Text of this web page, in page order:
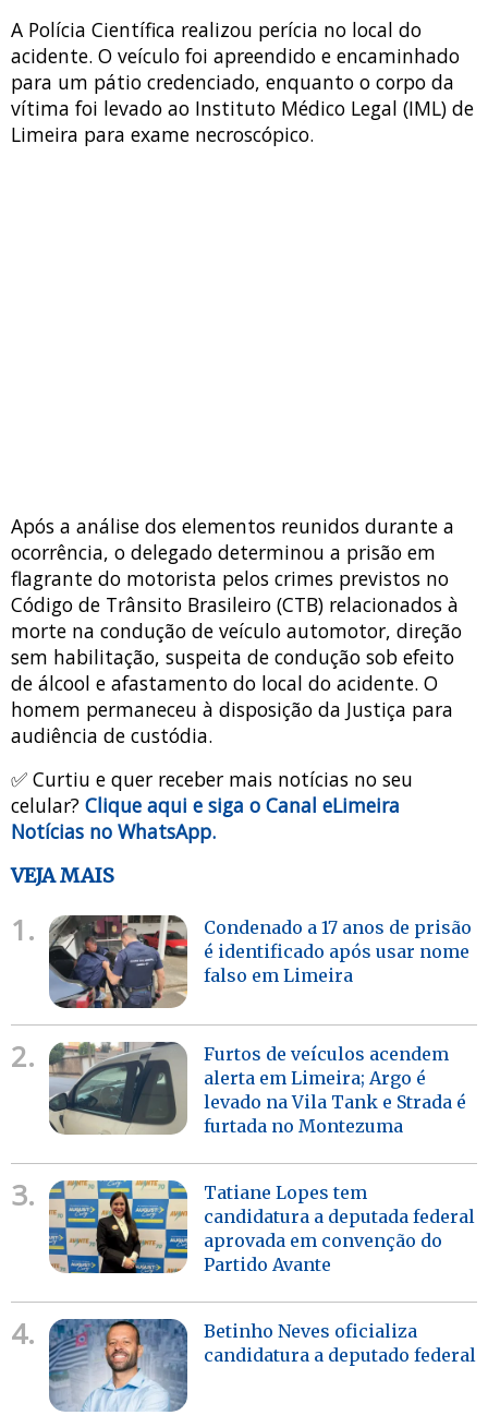
A Polícia Científica realizou perícia no local do
acidente. O veículo foi apreendido e encaminhado
para um pátio credenciado, enquanto o corpo da
vítima foi levado ao Instituto Médico Legal (IML) de
Limeira para exame necroscópico.
Após a análise dos elementos reunidos durante a
ocorrência, o delegado determinou a prisão em
flagrante do motorista pelos crimes previstos no
Código de Trânsito Brasileiro (CTB) relacionados à
morte na condução de veículo automotor, direção
sem habilitação, suspeita de condução sob efeito
de álcool e afastamento do local do acidente. O
homem permaneceu à disposição da Justiça para
audiência de custódia.
✅ Curtiu e quer receber mais notícias no seu
celular? Clique aqui e siga o Canal eLimeira
Notícias no WhatsApp.
VEJA MAIS
1.
Condenado a 17 anos de prisão
é identificado após usar nome
falso em Limeira
2.
Furtos de veículos acendem
alerta em Limeira; Argo é
levado na Vila Tank e Strada é
furtada no Montezuma
3.
Tatiane Lopes tem
candidatura a deputada federal
aprovada em convenção do
Partido Avante
4.
Betinho Neves oficializa
candidatura a deputado federal